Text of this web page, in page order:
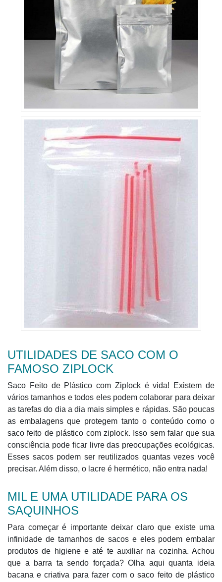
UTILIDADES DE SACO COM O
FAMOSO ZIPLOCK
Saco Feito de Plástico com Ziplock é vida! Existem de
vários tamanhos e todos eles podem colaborar para deixar
as tarefas do dia a dia mais simples e rápidas. São poucas
as embalagens que protegem tanto o conteúdo como o
saco feito de plástico com ziplock. Isso sem falar que sua
consciência pode ficar livre das preocupações ecológicas.
Esses sacos podem ser reutilizados quantas vezes você
precisar. Além disso, o lacre é hermético, não entra nada!
MIL E UMA UTILIDADE PARA OS
SAQUINHOS
Para começar é importante deixar claro que existe uma
infinidade de tamanhos de sacos e eles podem embalar
produtos de higiene e até te auxiliar na cozinha. Achou
que a barra ta sendo forçada? Olha aqui quanta ideia
bacana e criativa para fazer com o saco feito de plástico